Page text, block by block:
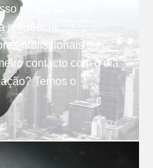
na tua carreira
referência,
profissionais do
contacto com o dia
Temos o